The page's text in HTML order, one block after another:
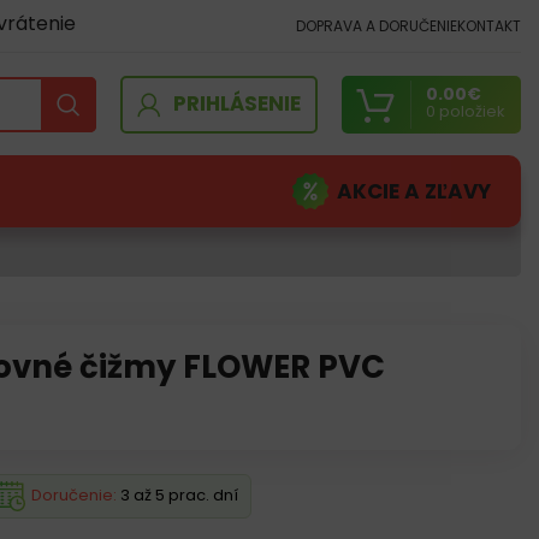
DOPRAVA A DORUČENIEKONTAKT
PRIHLÁSENIE 0 položiek
0.00€
AKCIE A ZĽAVY
čižmy FLOWER PVC
Doručenie: 3 až 5 prac. dní